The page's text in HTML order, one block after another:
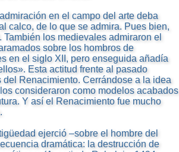
en el campo del arte deba
calco, de lo que se admira. Pues bien,
los medievales admiraron el
sobre los hombros de
en el siglo XII, pero enseguida añadía
Esta actitud frente al pasado
Renacimiento. Cerrándose a la idea
consideraron como modelos acabados
Y así el Renacimiento fue mucho
ejerció –sobre el hombre del
dramática: la destrucción de